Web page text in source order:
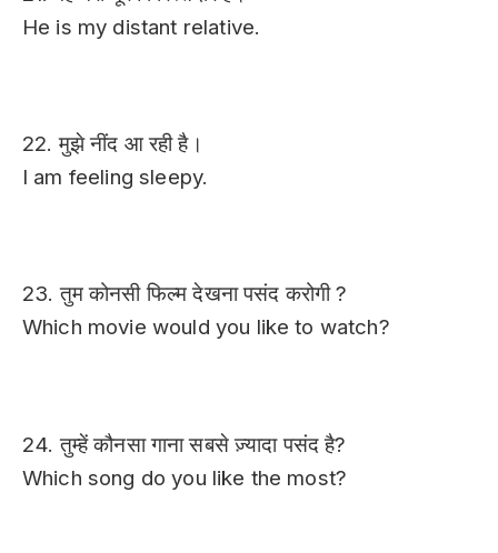
He is my distant relative.
22. मुझे नींद आ रही है।
I am feeling sleepy.
23. तुम कोनसी फिल्म देखना पसंद करोगी ?
Which movie would you like to watch?
24. तुम्हें कौनसा गाना सबसे ज़्यादा पसंद है?
Which song do you like the most?